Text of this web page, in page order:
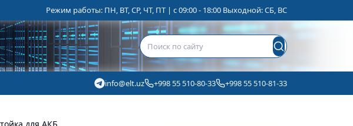
Режим работы: ПН, ВТ, СР, ЧТ, ПТ | с 09:00 - 18:00 Выходной: СБ, ВС
info@elt.uz +998 55 510-80-33 +998 55 510-81-33